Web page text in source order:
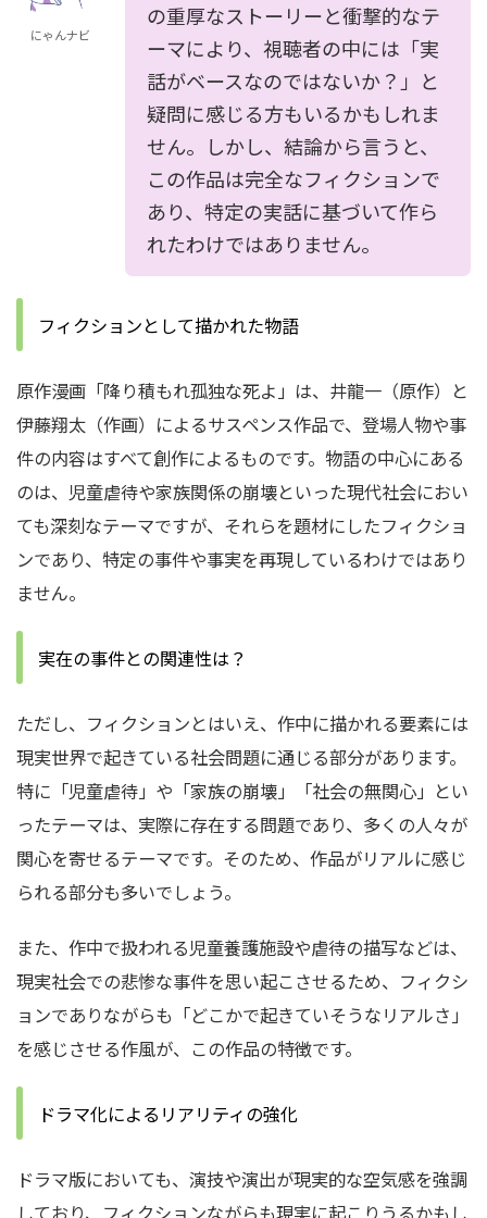
にゃんナビ
の重厚なストーリーと衝撃的なテ
ーマにより、視聴者の中には「実
話がベースなのではないか？」と
疑問に感じる方もいるかもしれま
せん。しかし、結論から言うと、
この作品は完全なフィクションで
あり、特定の実話に基づいて作ら
れたわけではありません。
フィクションとして描かれた物語
原作漫画「降り積もれ孤独な死よ」は、井龍一（原作）と
伊藤翔太（作画）によるサスペンス作品で、登場人物や事
件の内容はすべて創作によるものです。物語の中心にある
のは、児童虐待や家族関係の崩壊といった現代社会におい
ても深刻なテーマですが、それらを題材にしたフィクショ
ンであり、特定の事件や事実を再現しているわけではあり
ません。
実在の事件との関連性は？
ただし、フィクションとはいえ、作中に描かれる要素には
現実世界で起きている社会問題に通じる部分があります。
特に「児童虐待」や「家族の崩壊」「社会の無関心」とい
ったテーマは、実際に存在する問題であり、多くの人々が
関心を寄せるテーマです。そのため、作品がリアルに感じ
られる部分も多いでしょう。
また、作中で扱われる児童養護施設や虐待の描写などは、
現実社会での悲惨な事件を思い起こさせるため、フィクシ
ョンでありながらも「どこかで起きていそうなリアルさ」
を感じさせる作風が、この作品の特徴です。
ドラマ化によるリアリティの強化
ドラマ版においても、演技や演出が現実的な空気感を強調
しており、フィクションながらも現実に起こりうるかもし